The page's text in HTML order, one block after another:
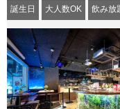
誕生日 大人数OK 飲み放